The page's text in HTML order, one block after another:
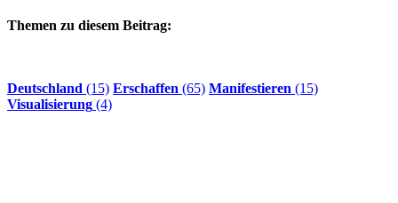
Themen zu diesem Beitrag:
Deutschland (15) Erschaffen (65) Manifestieren (15)
Visualisierung (4)